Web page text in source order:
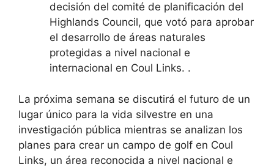
decisión del comité de planificación del
Highlands Council, que votó para aprobar
el desarrollo de áreas naturales
protegidas a nivel nacional e
internacional en Coul Links. .
La próxima semana se discutirá el futuro de un
lugar único para la vida silvestre en una
investigación pública mientras se analizan los
planes para crear un campo de golf en Coul
Links, un área reconocida a nivel nacional e